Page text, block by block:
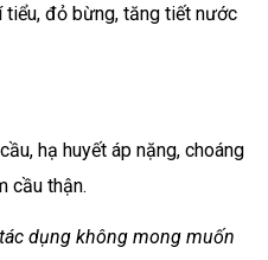
tiểu, đỏ bừng, tăng tiết nước
hạ huyết áp nặng, choáng
cầu thận.
dụng không mong muốn